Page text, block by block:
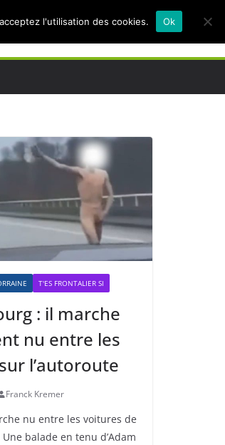
T'ES FRONTALIER SI
: il marche
nu entre les
l’autoroute
Franck Kremer
nu entre les voitures de
balade en tenu d’Adam
l'utilisation des cookies. Ok